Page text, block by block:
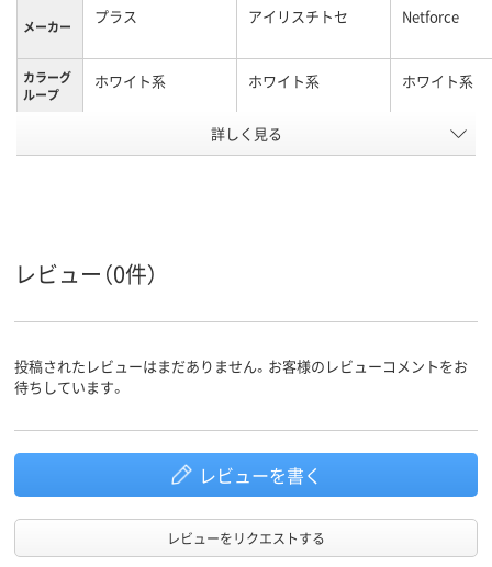
メーカー プラス アイリスチトセ Netforce
カラーグ
ループ
ホワイト系 ホワイト系 ホワイト系
キャスター
詳しく見る
レビュー（0件）
投稿されたレビューはまだありません。お客様のレビューコメントをお
待ちしています。
レビューを書く
レビューをリクエストする